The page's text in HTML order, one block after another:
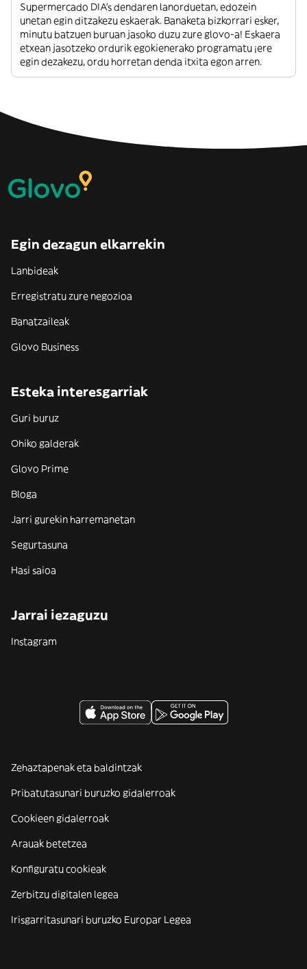
Supermercado DIA’s dendaren lanorduetan, edozein
unetan egin ditzakezu eskaerak. Banaketa bizkorrari esker,
minutu batzuen buruan jasoko duzu zure glovo-a! Eskaera
etxean jasotzeko ordurik egokienerako programatu ¡ere
egin dezakezu, ordu horretan denda itxita egon arren.
Egin dezagun elkarrekin
Lanbideak
Erregistratu zure negozioa
Banatzaileak
Glovo Business
Esteka interesgarriak
Guri buruz
Ohiko galderak
Glovo Prime
Bloga
Jarri gurekin harremanetan
Segurtasuna
Hasi saioa
Jarrai iezaguzu
Instagram
Zehaztapenak eta baldintzak
Pribatutasunari buruzko gidalerroak
Cookieen gidalerroak
Arauak betetzea
Konfiguratu cookieak
Zerbitzu digitalen legea
Irisgarritasunari buruzko Europar Legea